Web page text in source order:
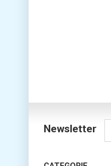
Newsletter